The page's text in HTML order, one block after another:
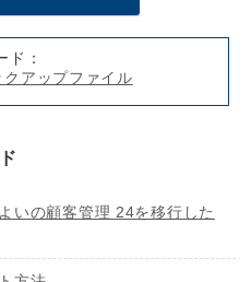
ド：
クアップファイル
いの顧客管理 24を移行した